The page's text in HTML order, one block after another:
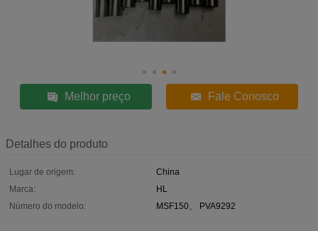
Melhor preço Fale Conosco
Detalhes do produto
Lugar de origem:
China
Marca:
HL
Número do modelo:
MSF150、 PVA9292